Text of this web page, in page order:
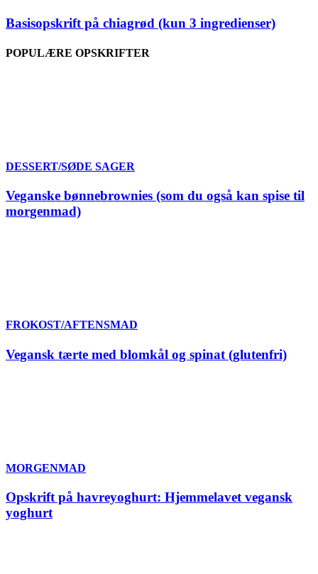
Basisopskrift på chiagrød (kun 3 ingredienser)
POPULÆRE OPSKRIFTER
DESSERT/SØDE SAGER
Veganske bønnebrownies (som du også kan spise til
morgenmad)
FROKOST/AFTENSMAD
Vegansk tærte med blomkål og spinat (glutenfri)
MORGENMAD
Opskrift på havreyoghurt: Hjemmelavet vegansk
yoghurt